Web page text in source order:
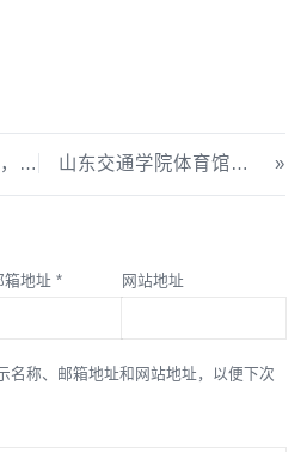
山东交通学院体育馆，许嵩歌友见面会！（多图）
箱地址 * 网站地址
名称、邮箱地址和网站地址，以便下次